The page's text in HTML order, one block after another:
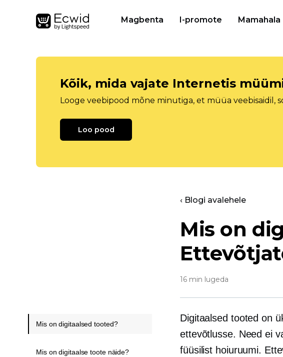
Magbenta I-promote Mamahala
Kõik, mida vajate Internetis
Looge veebipood mõne minutiga, et müüa veebisaidil,
Loo pood
‹ Blogi avalehele
Mis on
16 min lugeda
Digitaalsed tooted on
ettevõtlusse. Need ei
füüsilist hoiuruumi.
Mis on digitaalsed tooted?
Mis on digitaalse toote näide?